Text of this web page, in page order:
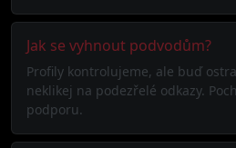
Jak se vyhnout podvodům?
Profily kontrolujeme, ale buď
neklikej na podezřelé odkazy.
podporu.